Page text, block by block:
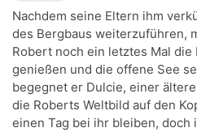
Nachdem seine Eltern ihm
des Bergbaus weiterzuführen,
Robert noch ein letztes Mal
genießen und die offene See
begegnet er Dulcie, einer
die Roberts Weltbild auf den
einen Tag bei ihr bleiben,